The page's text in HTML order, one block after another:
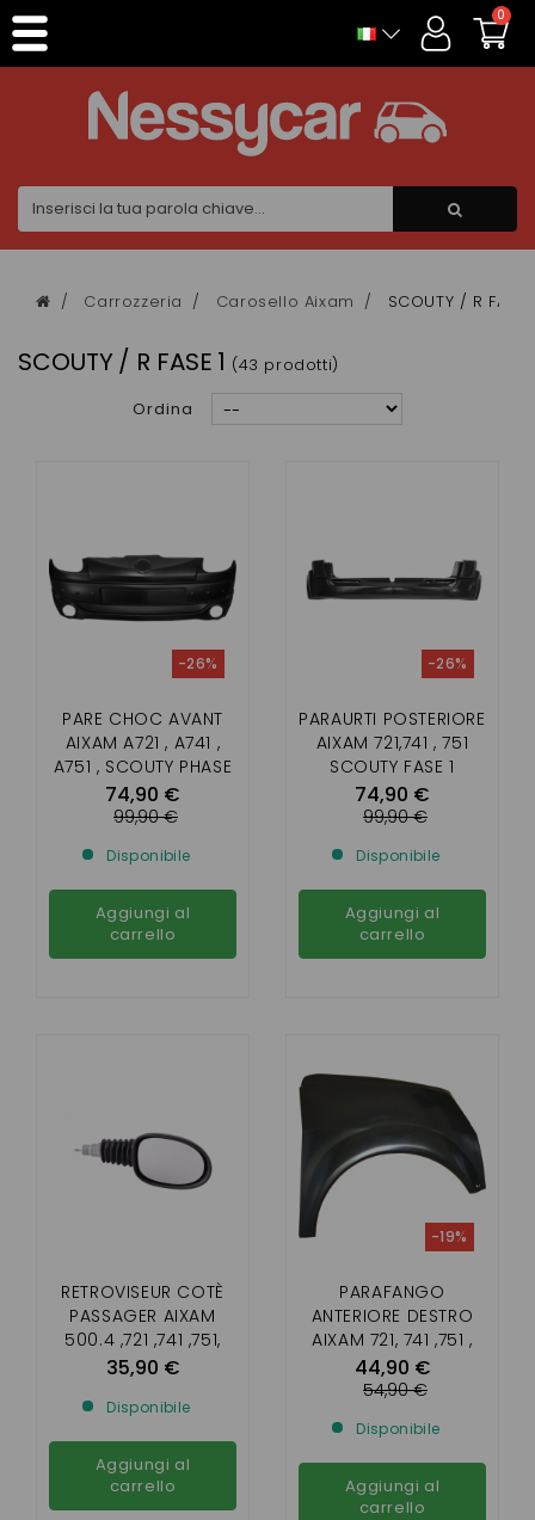
0
Carrozzeria Carosello Aixam SCOUTY / R FASE
SCOUTY / R FASE 1 (43 prodotti)
Ordina
PARE CHOC AVANT
AIXAM A721 , A741 ,
A751 , SCOUTY PHASE
1 , CROSSLINE 1
74,90 €
-26%
99,90 €
Disponibile
Aggiungi al
carrello
PARAURTI POSTERIORE
AIXAM 721,741 , 751
SCOUTY FASE 1
74,90 €
-26%
99,90 €
Disponibile
Aggiungi al
carrello
RETROVISEUR COTÈ
PASSAGER AIXAM
500.4 ,721 ,741 ,751,
SCOUTY ,CITY
35,90 €
Disponibile
Aggiungi al
carrello
PARAFANGO
ANTERIORE DESTRO
AIXAM 721, 741 ,751 ,
CROSSLINE E SCOUTY
FASE 1
44,90 €
-19%
54,90 €
Disponibile
Aggiungi al
carrello
Pannello di gestione dei cookies